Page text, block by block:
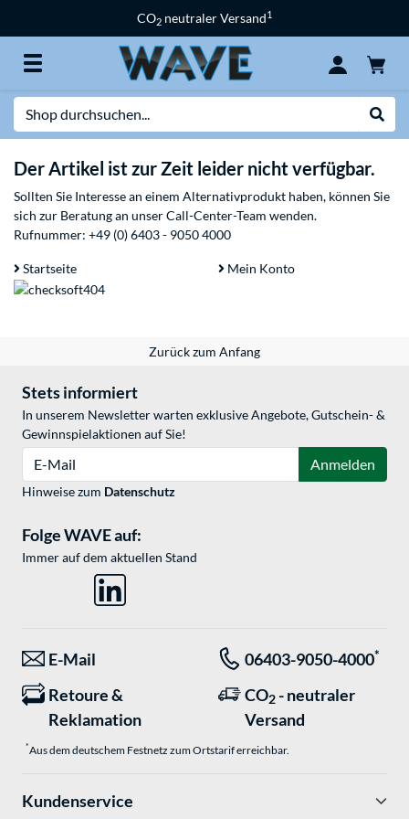
CO2 neutraler Versand1
Der Artikel ist zur Zeit leider nicht verfügbar.
Sollten Sie Interesse an einem Alternativprodukt haben, können Sie
sich zur Beratung an unser Call-Center-Team wenden.
Rufnummer: +49 (0) 6403 - 9050 4000
Startseite Mein Konto
Zurück zum Anfang
Stets informiert
In unserem Newsletter warten exklusive Angebote, Gutschein- &
Gewinnspielaktionen auf Sie!
Anmelden
Hinweise zum Datenschutz
Folge WAVE auf:
Immer auf dem aktuellen Stand
E-Mail 06403-9050-4000*
Retoure &
Reklamation
CO2 - neutraler
Versand
*Aus dem deutschem Festnetz zum Ortstarif erreichbar.
Kundenservice